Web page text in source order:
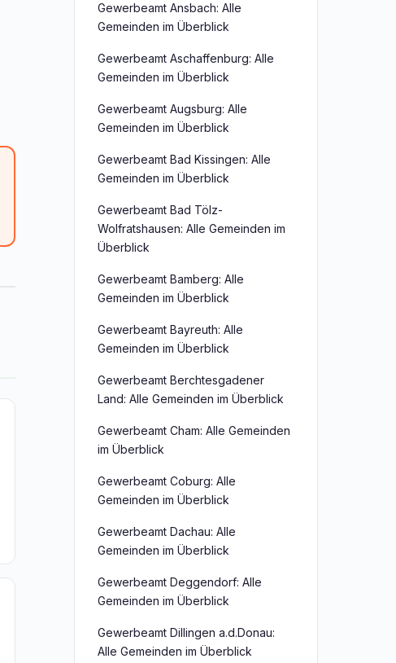
Gewerbeamt Ansbach: Alle
Gemeinden im Überblick
Gewerbeamt Aschaffenburg: Alle
Gemeinden im Überblick
Gewerbeamt Augsburg: Alle
Gemeinden im Überblick
Gewerbeamt Bad Kissingen: Alle
Gemeinden im Überblick
Gewerbeamt Bad Tölz-
Wolfratshausen: Alle Gemeinden im
Überblick
Gewerbeamt Bamberg: Alle
Gemeinden im Überblick
Gewerbeamt Bayreuth: Alle
Gemeinden im Überblick
Gewerbeamt Berchtesgadener
Land: Alle Gemeinden im Überblick
Gewerbeamt Cham: Alle Gemeinden
im Überblick
Gewerbeamt Coburg: Alle
Gemeinden im Überblick
Gewerbeamt Dachau: Alle
Gemeinden im Überblick
Gewerbeamt Deggendorf: Alle
Gemeinden im Überblick
Gewerbeamt Dillingen a.d.Donau:
Alle Gemeinden im Überblick